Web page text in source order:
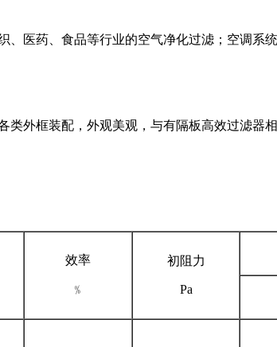
医药、食品等行业的空气净化过滤；空调系
外框装配，外观美观，与有隔板高效过滤器
效率
﹪
初阻力
Pa